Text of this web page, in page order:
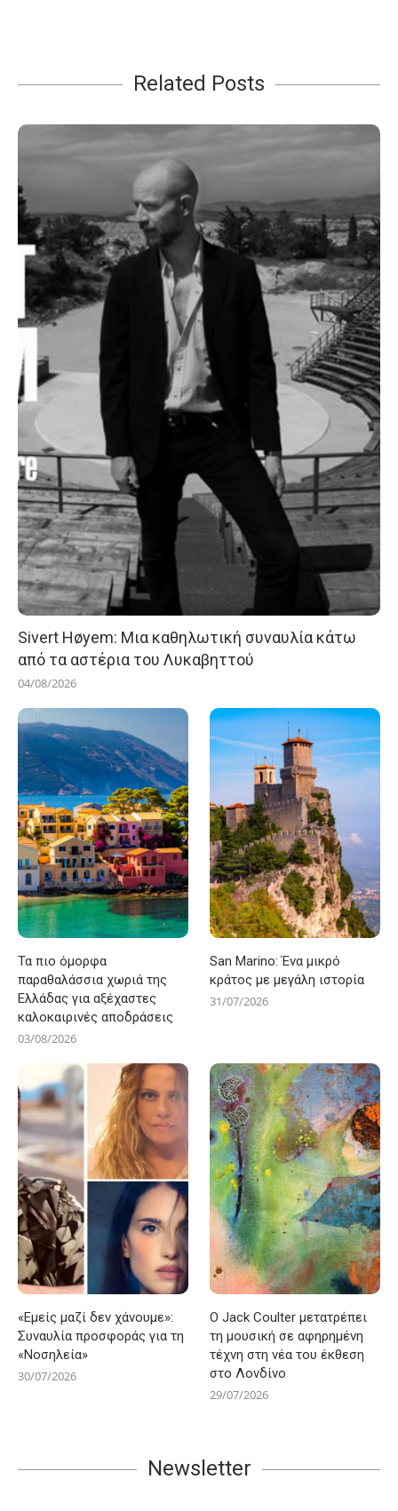
Related Posts
Sivert Høyem: Μια καθηλωτική συναυλία κάτω
από τα αστέρια του Λυκαβηττού
04/08/2026
Τα πιο όμορφα
παραθαλάσσια χωριά της
Ελλάδας για αξέχαστες
καλοκαιρινές αποδράσεις
03/08/2026
San Marino: Ένα μικρό
κράτος με μεγάλη ιστορία
31/07/2026
«Εμείς μαζί δεν χάνουμε»:
Συναυλία προσφοράς για τη
«Νοσηλεία»
30/07/2026
Ο Jack Coulter μετατρέπει
τη μουσική σε αφηρημένη
τέχνη στη νέα του έκθεση
στο Λονδίνο
29/07/2026
Newsletter